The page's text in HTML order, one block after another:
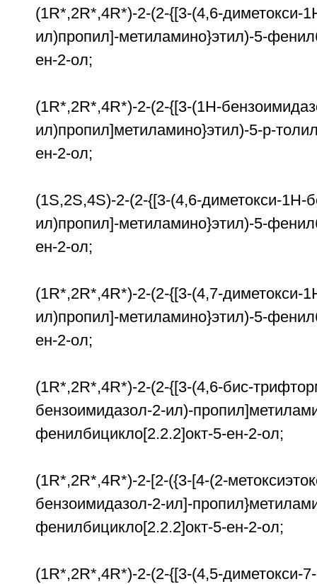
(1R*,2R*,4R*)-2-(2-{[3-(4,6-диметокси-
ил)пропил]-метиламино}этил)-5-
ен-2-ол;
(1R*,2R*,4R*)-2-(2-{[3-(1Н-
ил)пропил]метиламино}этил)-5-р-
ен-2-ол;
(1S,2S,4S)-2-(2-{[3-(4,6-диметокси-1H-
ил)пропил]-метиламино}этил)-5-
ен-2-ол;
(1R*,2R*,4R*)-2-(2-{[3-(4,7-диметокси-
ил)пропил]-метиламино}этил)-5-
ен-2-ол;
(1R*,2R*,4R*)-2-(2-{[3-(4,6-бис-
бензоимидазол-2-ил)-
фенилбицикло[2.2.2]окт-5-ен-2-ол;
(1R*,2R*,4R*)-2-[2-({3-[4-(2-
бензоимидазол-2-ил]-
фенилбицикло[2.2.2]окт-5-ен-2-ол;
(1R*,2R*,4R*)-2-(2-{[3-(4,5-диметокси-